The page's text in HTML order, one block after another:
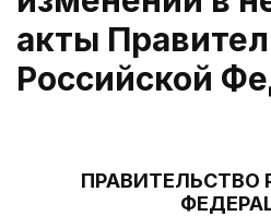
акты
Российской
ПРАВИТЕЛЬСТВО